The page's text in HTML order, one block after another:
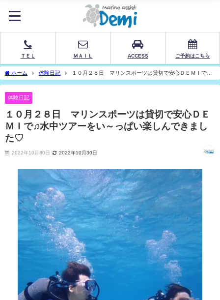
ＴＥＬ ＭＡＩＬ ACCESS ご予約はこちら
ホーム 体験日記
１０月２８日 マリンスポーツは貸切で安心ＤＥＭＩで♫
水中ツアーをい～っぱい楽しんできました♡
体験日記
１０月２８日 マリンスポーツは貸切で安心ＤＥ
ＭＩで♫水中ツアーをい～っぱい楽しんできまし
た♡
2022年10月30日 2022年10月30日